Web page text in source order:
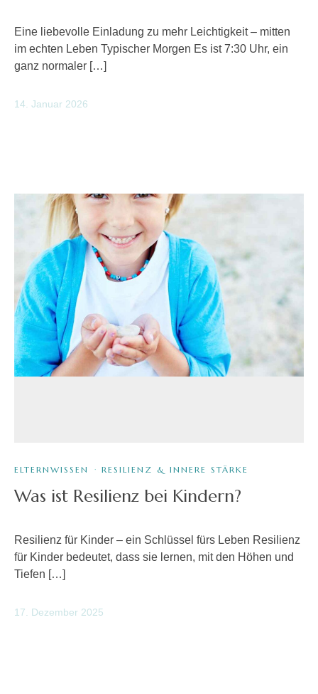
Eine liebevolle Einladung zu mehr Leichtigkeit – mitten
im echten Leben Typischer Morgen Es ist 7:30 Uhr, ein
ganz normaler […]
14. Januar 2026
ELTERNWISSEN · RESILIENZ & INNERE STÄRKE
Was ist Resilienz bei Kindern?
Resilienz für Kinder – ein Schlüssel fürs Leben Resilienz
für Kinder bedeutet, dass sie lernen, mit den Höhen und
Tiefen […]
17. Dezember 2025